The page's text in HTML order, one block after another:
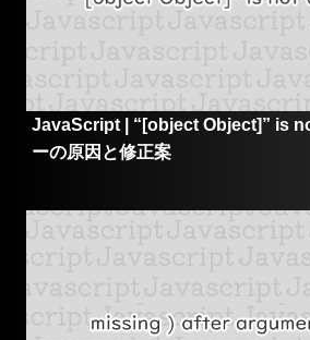
JavaScript | “[object Object]” is
ーの原因と修正案